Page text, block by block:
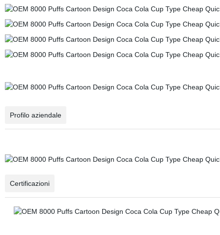
Profilo aziendale
Certificazioni